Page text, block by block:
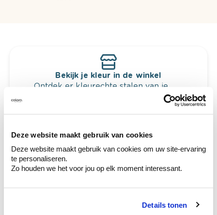
Deze website maakt gebruik van cookies
Deze website maakt gebruik van cookies om uw site-ervaring
te personaliseren.
Zo houden we het voor jou op elk moment interessant.
Details tonen
Bekijk je kleur in de winkel
Ontdek er kleurechte stalen van je
Krijg persoonlijk advies om kleuren te
combineren.
Kleuradvies aan huis